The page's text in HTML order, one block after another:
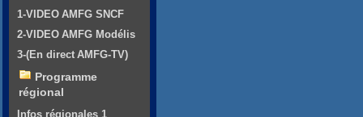
1-VIDEO AMFG SNCF
2-VIDEO AMFG Modélis
3-(En direct AMFG-TV)
Programme
régional
Infos régionales 1